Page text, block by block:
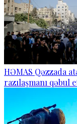
HƏMAS Qəzzada
razılaşmanı qəbul